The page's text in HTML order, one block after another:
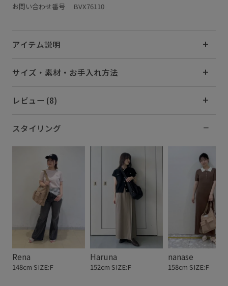
お問い合わせ番号 BVX76110
アイテム説明
サイズ・素材・お手入れ方法
レビュー (8)
スタイリング
Rena
148cm SIZE:F
Haruna
152cm SIZE:F
nanase
158cm SIZE:F